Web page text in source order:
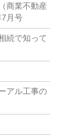
商業不動産
7月号
続で知って
アル工事の